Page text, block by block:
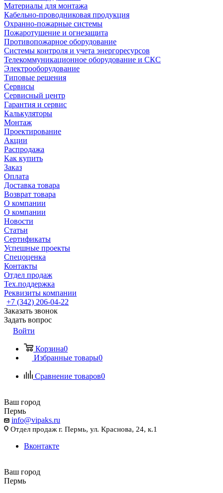
Материалы для монтажа
Кабельно-проводниковая продукция
Охранно-пожарные системы
Пожаротушение и огнезащита
Противопожарное оборудование
Системы контроля и учета энергоресурсов
Телекоммуникационное оборудование и СКС
Электрооборудование
Типовые решения
Сервисы
Сервисный центр
Гарантия и сервис
Калькуляторы
Монтаж
Проектирование
Акции
Распродажа
Как купить
Заказ
Оплата
Доставка товара
Возврат товара
О компании
О компании
Новости
Статьи
Сертификаты
Успешные проекты
Спецоценка
Контакты
Отдел продаж
Тех.поддержка
Реквизиты компании
+7 (342) 206-04-22
Заказать звонок
Задать вопрос
Войти
Корзина0
Избранные товары0
Сравнение товаров0
Ваш город
Пермь
info@vipaks.ru
Отдел продаж г. Пермь, ул. Краснова, 24, к.1
Вконтакте
Ваш город
Пермь